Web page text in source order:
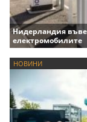
Нидерландия
електромобилите
НОВИНИ